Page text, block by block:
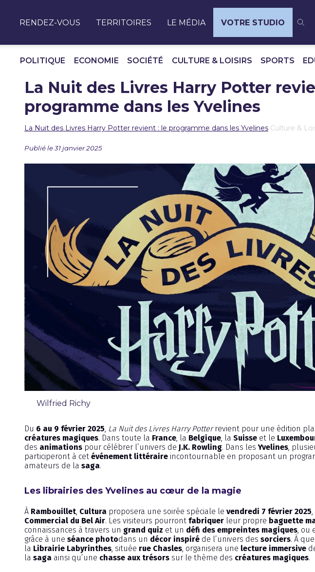
RENDEZ-VOUS TERRITOIRES LE MÉDIA VOTRE STUDIO
POLITIQUE ECONOMIE SOCIÉTÉ CULTURE & LOISIRS SPORTS
La Nuit des Livres Harry Potter
programme dans les Yvelines
La Nuit des Livres Harry Potter revient : le programme dans les Yvelines Culture &
Publié le 31 janvier 2025
Wilfried Richy
Du 6 au 9 février 2025, La Nuit des Livres Harry Potterrevient pour une édition
créatures magiques. Dans toute la France, la Belgique, la Suisse et le
des animations pour célébrer l’univers de J.K. Rowling. Dans lesYvelines,
participeront à cet événement littéraire incontournable en proposant un
amateurs de la saga.
Les librairies des Yvelines au cœur de la magie
À Rambouillet, Cultura proposera une soirée spéciale le vendredi 7 février 2025
Commercial du Bel Air. Les visiteurs pourront fabriquer leur propre baguette
connaissances à travers un grand quiz et un défi des empreintes magiques, ou
grâce à une séance photodans un décor inspiré de l’univers des sorciers. À
la Librairie Labyrinthes, située rue Chasles, organisera une lecture immersive
la saga ainsi qu’une chasse aux trésors sur le thème des créatures magiques.